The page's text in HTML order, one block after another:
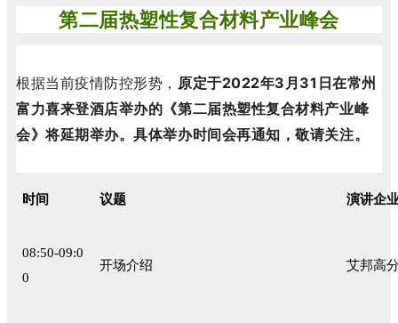
第二届热塑性复合材料产业峰会
根据当前疫情防控形势， 原定于2022年3月31日在常州
富力喜来登酒店举办的《第二届热塑性复合材料产业峰
会》将延期举办。具体举办时间会再通知，敬请关注。
时间 议题 演讲企
08:50-09:0
0
开场介绍 艾邦高